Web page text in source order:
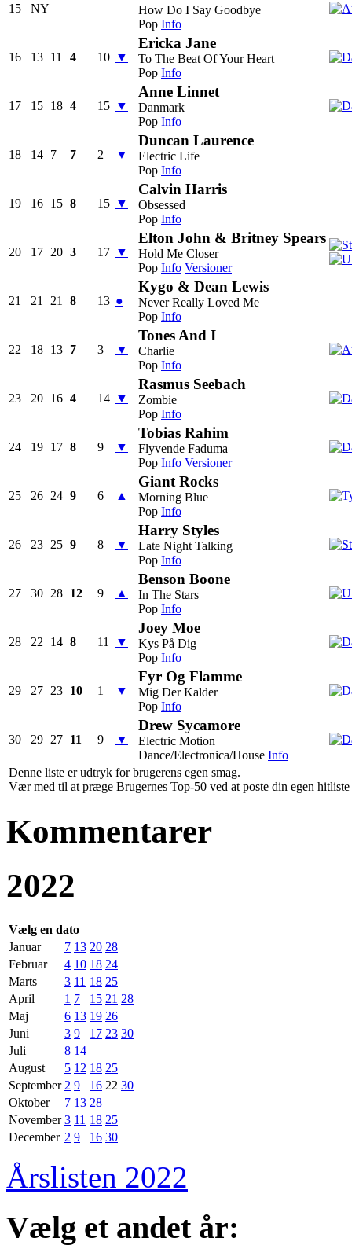
15 NY
How Do I Say Goodbye
Pop Info
16 13 11 4 10 ▼
Ericka Jane
To The Beat Of Your Heart
Pop Info
17 15 18 4 15 ▼
Anne Linnet
Danmark
Pop Info
18 14 7 7 2 ▼
Duncan Laurence
Electric Life
Pop Info
19 16 15 8 15 ▼
Calvin Harris
Obsessed
Pop Info
20 17 20 3 17 ▼
Elton John & Britney Spears
Hold Me Closer
Pop Info Versioner
21 21 21 8 13 ●
Kygo & Dean Lewis
Never Really Loved Me
Pop Info
22 18 13 7 3 ▼
Tones And I
Charlie
Pop Info
23 20 16 4 14 ▼
Rasmus Seebach
Zombie
Pop Info
24 19 17 8 9 ▼
Tobias Rahim
Flyvende Faduma
Pop Info Versioner
25 26 24 9 6 ▲
Giant Rocks
Morning Blue
Pop Info
26 23 25 9 8 ▼
Harry Styles
Late Night Talking
Pop Info
27 30 28 12 9 ▲
Benson Boone
In The Stars
Pop Info
28 22 14 8 11 ▼
Joey Moe
Kys På Dig
Pop Info
29 27 23 10 1 ▼
Fyr Og Flamme
Mig Der Kalder
Pop Info
30 29 27 11 9 ▼
Drew Sycamore
Electric Motion
Dance/Electronica/House Info
Denne liste er udtryk for brugerens egen smag.
Vær med til at præge Brugernes Top-50 ved at poste din egen hitliste
Kommentarer
2022
Vælg en dato
Januar
7 13 20 28
Februar
4 10 18 24
Marts
3 11 18 25
April
1 7 15 21 28
Maj
6 13 19 26
Juni
3 9 17 23 30
Juli
8 14
August
5 12 18 25
September 2 9 16 22 30
Oktober
7 13 28
November 3 11 18 25
December 2 9 16 30
Årslisten 2022
Vælg et andet år: